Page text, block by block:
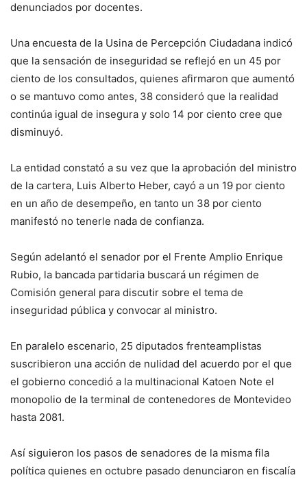
denunciados por docentes.
Una encuesta de la Usina de Percepción Ciudadana indicó
que la sensación de inseguridad se reflejó en un 45 por
ciento de los consultados, quienes afirmaron que aumentó
o se mantuvo como antes, 38 consideró que la realidad
continúa igual de insegura y solo 14 por ciento cree que
disminuyó.
La entidad constató a su vez que la aprobación del ministro
de la cartera, Luis Alberto Heber, cayó a un 19 por ciento
en un año de desempeño, en tanto un 38 por ciento
manifestó no tenerle nada de confianza.
Según adelantó el senador por el Frente Amplio Enrique
Rubio, la bancada partidaria buscará un régimen de
Comisión general para discutir sobre el tema de
inseguridad pública y convocar al ministro.
En paralelo escenario, 25 diputados frenteamplistas
suscribieron una acción de nulidad del acuerdo por el que
el gobierno concedió a la multinacional Katoen Note el
monopolio de la terminal de contenedores de Montevideo
hasta 2081.
Así siguieron los pasos de senadores de la misma fila
política quienes en octubre pasado denunciaron en fiscalía